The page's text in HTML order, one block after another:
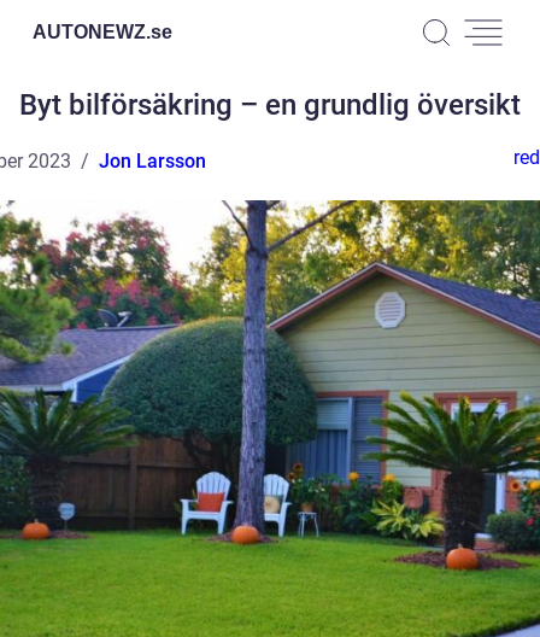
AUTONEWZ.se
Byt bilförsäkring – en grundlig översikt
2023 Jon Larsson